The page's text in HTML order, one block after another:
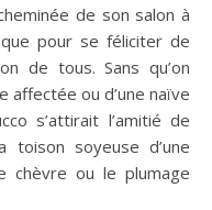
de son salon à
pour se féliciter de
de tous. Sans qu’on
affectée ou d’une naïve
s’attirait l’amitié de
soyeuse d’une
chèvre ou le plumage